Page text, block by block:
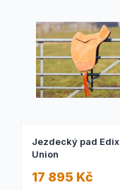
Jezdecký pad Edix
Union
17 895 Kč